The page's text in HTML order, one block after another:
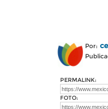
Por:
PERMALINK:
FOTO: